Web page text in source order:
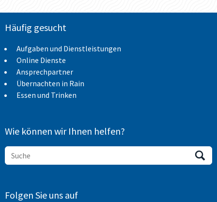
Häufig gesucht
Aufgaben und Dienstleistungen
Online Dienste
Ansprechpartner
Übernachten in Rain
Essen und Trinken
Wie können wir Ihnen helfen?
Folgen Sie uns auf